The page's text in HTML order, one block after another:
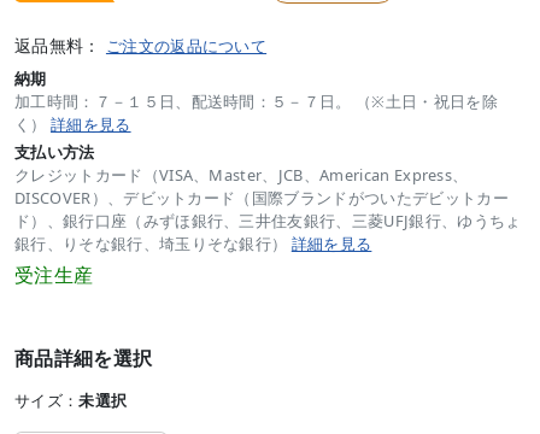
返品無料： ご注文の返品について
納期
加工時間：７－１５日、配送時間：５－７日。 （※土日・祝日を除
く） 詳細を見る
支払い方法
クレジットカード（VISA、Master、JCB、American Express、
DISCOVER）、デビットカード（国際ブランドがついたデビットカー
ド）、銀行口座（みずほ銀行、三井住友銀行、三菱UFJ銀行、ゆうちょ
銀行、りそな銀行、埼玉りそな銀行） 詳細を見る
受注生産
商品詳細を選択
サイズ：未選択